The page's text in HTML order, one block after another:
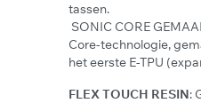
tassen.
SONIC CORE
Core-technologie,
het eerste E-TPU
FLEX TOUCH RESIN: